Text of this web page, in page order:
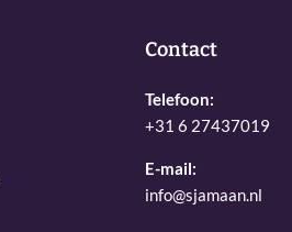
Contact
Telefoon:
+31 6 27437019
E-mail:
info@sjamaan.nl